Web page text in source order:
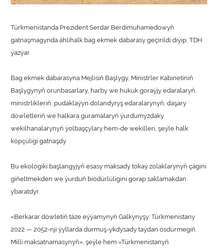
Türkmenistanda Prezident Serdar Berdimuhamedowyň
gatnaşmagynda ählihalk bag ekmek dabarasy geçirildi diýip, TDH
ýazýar.
Bag ekmek dabarasyna Mejlisiň Başlygy, Ministrler Kabinetiniň
Başlygynyň orunbasarlary, harby we hukuk goraýjy edaralaryň,
ministrlikleriň, pudaklaýyn dolandyryş edaralarynyň, daşary
döwletleriň we halkara guramalaryň ýurdumyzdaky
wekilhanalarynyň ýolbaşçylary hem-de wekilleri, şeýle halk
köpçüligi gatnaşdy.
Bu ekologiki başlangyjyň esasy maksady tokaý zolaklarynyň çägini
giňeltmekden we ýurduň biodürlüligini gorap saklamakdan
ybaratdyr.
«Berkarar döwletiň täze eýýamynyň Galkynyşy: Türkmenistany
2022 — 2052-nji ýyllarda durmuş-ykdysady taýdan ösdürmegiň
Milli maksatnamasynyň», şeýle hem «Türkmenistanyň